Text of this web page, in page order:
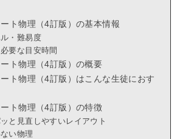
ト物理（4訂版）の基本情報
・難易度
要な目安時間
ト物理（4訂版）の概要
ト物理（4訂版）はこんな生徒におす
ト物理（4訂版）の特徴
と見直しやすいレイアウト
い物理